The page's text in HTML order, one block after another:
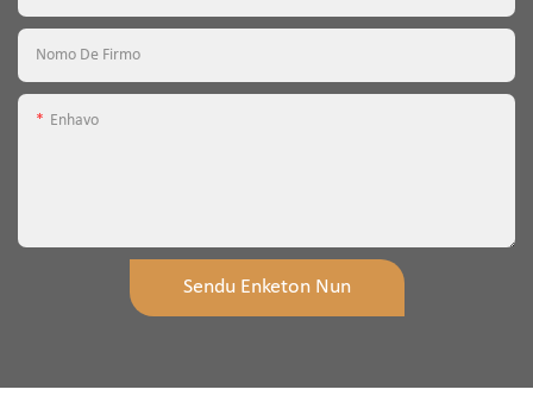
Nomo De Firmo
Enhavo
Sendu Enketon Nun